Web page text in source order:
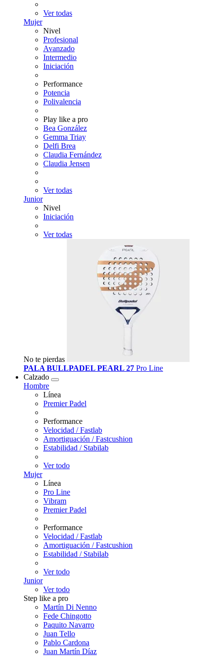
Ver todas
Mujer
Nivel
Profesional
Avanzado
Intermedio
Iniciación
Performance
Potencia
Polivalencia
Play like a pro
Bea González
Gemma Triay
Delfi Brea
Claudia Fernández
Claudia Jensen
Ver todas
Junior
Nivel
Iniciación
Ver todas
No te pierdas
PALA BULLPADEL PEARL 27 Pro Line
Calzado
Hombre
Línea
Premier Padel
Performance
Velocidad / Fastlab
Amortiguación / Fastcushion
Estabilidad / Stabilab
Ver todo
Mujer
Línea
Pro Line
Vibram
Premier Padel
Performance
Velocidad / Fastlab
Amortiguación / Fastcushion
Estabilidad / Stabilab
Ver todo
Junior
Ver todo
Step like a pro
Martín Di Nenno
Fede Chingotto
Paquito Navarro
Juan Tello
Pablo Cardona
Juan Martín Díaz